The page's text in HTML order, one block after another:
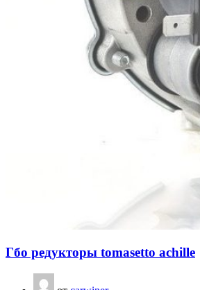
Гбо редукторы tomasetto achille